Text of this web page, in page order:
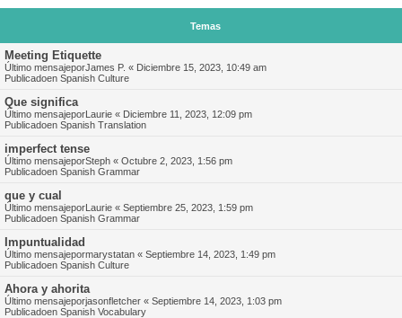
Temas
Meeting Etiquette
Último mensajeporJames P. « Diciembre 15, 2023, 10:49 am
Publicadoen Spanish Culture
Que significa
Último mensajeporLaurie « Diciembre 11, 2023, 12:09 pm
Publicadoen Spanish Translation
imperfect tense
Último mensajeporSteph « Octubre 2, 2023, 1:56 pm
Publicadoen Spanish Grammar
que y cual
Último mensajeporLaurie « Septiembre 25, 2023, 1:59 pm
Publicadoen Spanish Grammar
Impuntualidad
Último mensajepormarystatan « Septiembre 14, 2023, 1:49 pm
Publicadoen Spanish Culture
Ahora y ahorita
Último mensajeporjasonfletcher « Septiembre 14, 2023, 1:03 pm
Publicadoen Spanish Vocabulary